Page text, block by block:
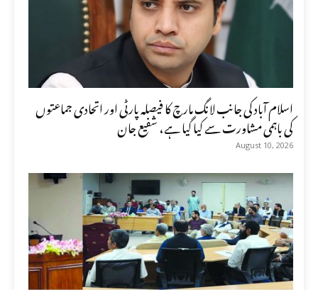
اسلام آباد کی جانب لانگ مارچ کا فیصلہ پارٹی اور اتحادی جماعتوں
کی باہمی مشاورت سے کیا گیا ہے، شفیع جان
August 10, 2026